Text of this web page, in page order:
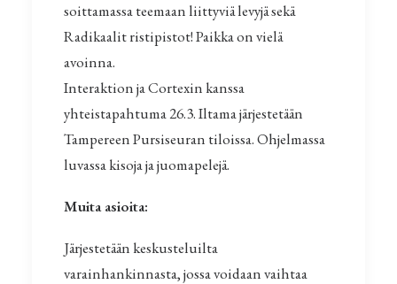
soittamassa teemaan liittyviä levyjä sekä
Radikaalit ristipistot! Paikka on vielä
avoinna.
Interaktion ja Cortexin kanssa
yhteistapahtuma 26.3. Iltama järjestetään
Tampereen Pursiseuran tiloissa. Ohjelmassa
luvassa kisoja ja juomapelejä.
Muita asioita:
Järjestetään keskusteluilta
varainhankinnasta, jossa voidaan vaihtaa